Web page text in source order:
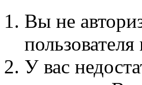
Вы не
У вас